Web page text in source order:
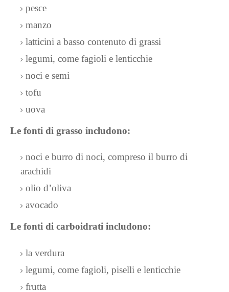
pesce
manzo
latticini a basso contenuto di grassi
legumi, come fagioli e lenticchie
noci e semi
tofu
uova
Le fonti di grasso includono:
noci e burro di noci, compreso il burro di
arachidi
olio d’oliva
avocado
Le fonti di carboidrati includono:
la verdura
legumi, come fagioli, piselli e lenticchie
frutta